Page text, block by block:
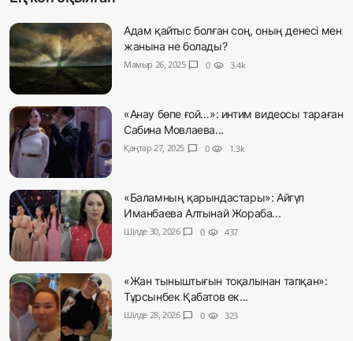
Адам қайтыс болған соң, оның денесі мен
жанына не болады?
Мамыр 26, 2025 chat_bubble 0 visibility 3.4k
«Анау бөпе ғой…»: интим видеосы тараған
Сабина Мовлаева...
Қаңтар 27, 2025 chat_bubble 0 visibility 1.3k
«Баламның қарындастары»: Айгүл
Иманбаева Алтынай Жораба...
Шілде 30, 2026 chat_bubble 0 visibility 437
«Жан тыныштығын тоқалынан тапқан»:
Тұрсынбек Қабатов ек...
Шілде 28, 2026 chat_bubble 0 visibility 323